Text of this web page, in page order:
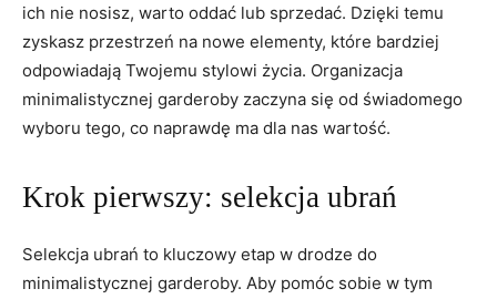
ich nie nosisz, warto oddać lub sprzedać. Dzięki temu
zyskasz przestrzeń na nowe elementy, które bardziej
odpowiadają Twojemu stylowi życia. Organizacja
minimalistycznej garderoby zaczyna się od świadomego
wyboru tego, co naprawdę ma dla nas wartość.
Krok pierwszy: selekcja ubrań
Selekcja ubrań to kluczowy etap w drodze do
minimalistycznej garderoby. Aby pomóc sobie w tym